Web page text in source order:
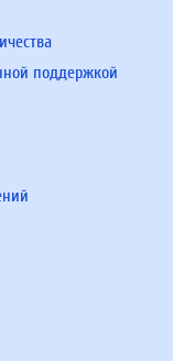
поддержкой